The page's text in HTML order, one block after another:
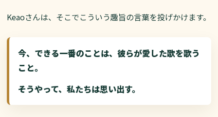
Keaoさんは、そこでこういう趣旨の言葉を投げかけます。
今、できる一番のことは、彼らが愛した歌を歌う
こと。
そうやって、私たちは思い出す。